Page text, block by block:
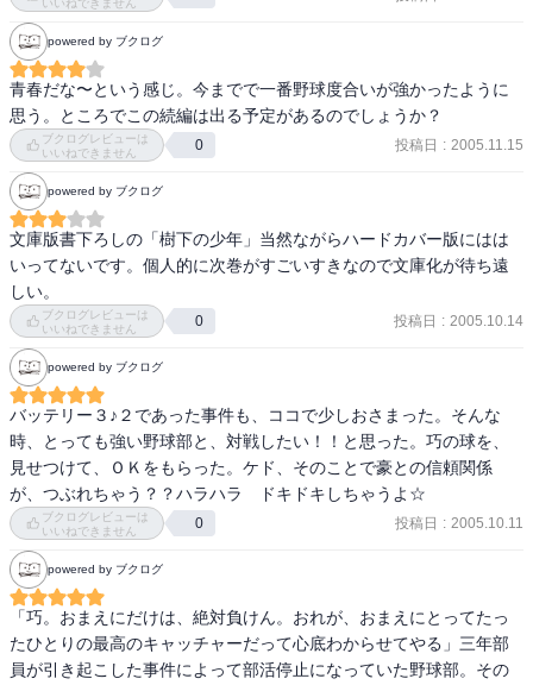
いいねできません
powered by ブクログ
青春だな〜という感じ。今までで一番野球度合いが強かったように
思う。ところでこの続編は出る予定があるのでしょうか？
ブクログレビューは
いいねできません
0 投稿日 : 2005.11.15
powered by ブクログ
文庫版書下ろしの「樹下の少年」当然ながらハードカバー版にはは
いってないです。個人的に次巻がすごいすきなので文庫化が待ち遠
しい。
ブクログレビューは
いいねできません
0 投稿日 : 2005.10.14
powered by ブクログ
バッテリー３♪２であった事件も、ココで少しおさまった。そんな
時、とっても強い野球部と、対戦したい！！と思った。巧の球を、
見せつけて、ＯＫをもらった。ケド、そのことで豪との信頼関係
が、つぶれちゃう？？ハラハラ　ドキドキしちゃうよ☆
ブクログレビューは
いいねできません
0 投稿日 : 2005.10.11
powered by ブクログ
「巧。おまえにだけは、絶対負けん。おれが、おまえにとってたっ
たひとりの最高のキャッチャーだって心底わからせてやる」三年部
員が引き起こした事件によって部活停止になっていた野球部。その